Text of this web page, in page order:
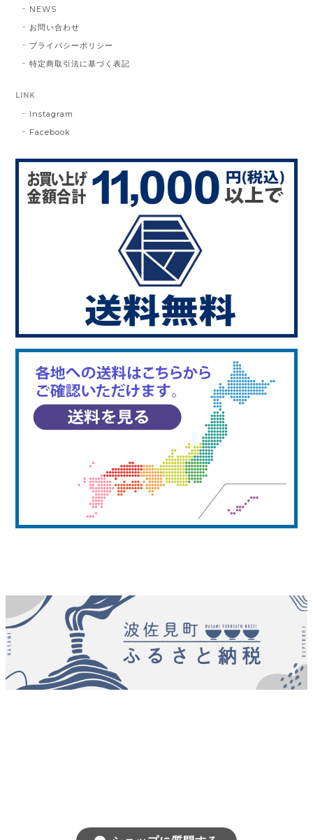
NEWS
お問い合わせ
プライバシーポリシー
特定商取引法に基づく表記
LINK
Instagram
Facebook